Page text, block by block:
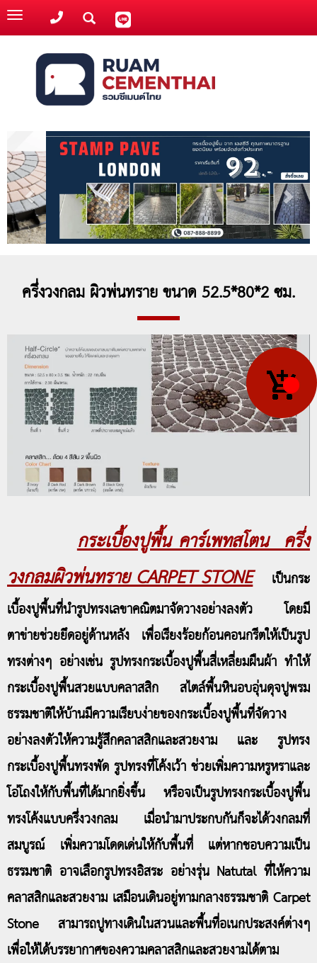
Toggle
navigation
ครึ่งวงกลม ผิวพ่นทราย ขนาด 52.5*80*2 ซม.
กระเบื้องปูพื้น คาร์เพทสโตน ครึ่ง
วงกลมผิวพ่นทราย CARPET STONEเป็นกระ
เบื้องปูพื้นที่นำรูปทรงเลขาคณิตมาจัดวางอย่างลงตัว โดยมี
ตาข่ายช่วยยึดอยู่ด้านหลัง เพื่อเรียงร้อยก้อนคอนกรีตให้เป็นรูป
ทรงต่างๆ อย่างเช่น รูปทรงกระเบื้องปูพื้นสี่เหลี่ยมผืนผ้า ทำให้
กระเบื้องปูพื้นสวยแบบคลาสสิก สไตล์พื้นหินอบอุ่นดุจปูพรม
ธรรมชาติให้บ้านมีความเรียบง่ายของกระเบื้องปูพื้นที่จัดวาง
อย่างลงตัวให้ความรู้สึกคลาสสิกและสวยงาม และ รูปทรง
กระเบื้องปูพื้นทรงพัด รูปทรงที่โค้งเว้า ช่วยเพิ่มความหรูหราและ
โอ่โถงให้กับพื้นที่ได้มากยิ่งขึ้น หรือจเป็นรูปทรงกระเบื้องปูพื้น
ทรงโค้งแบบครึ่งวงกลม เมื่อนำมาประกบกันก็จะได้วงกลมที่
สมบูรณ์ เพิ่มความโดดเด่นให้กับพื้นที่ แต่หากชอบความเป็น
ธรรมชาติ อาจเลือกรูปทรงอิสระ อย่างรุ่น Natutal ที่ให้ความ
คลาสสิกและสวยงาม เสมือนเดินอยู่ทามกลางธรรมชาติ Carpet
Stone สามารถปูทางเดินในสวนและพื้นที่อเนกประสงค์ต่างๆ
เพื่อให้ได้บรรยากาศของความคลาสสิกและสวยงามได้ตาม